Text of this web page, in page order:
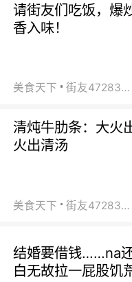
请街友们吃饭，爆
香入味！
美食天下 街友472838572
清炖牛肋条：大火
火出清汤
美食天下 街友472838572
结婚要借钱……na
白无故拉一屁股饥